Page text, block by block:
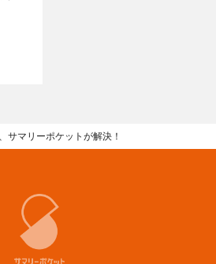
サマリーポケットが解決！